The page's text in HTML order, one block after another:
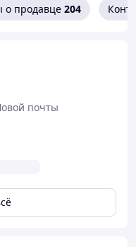
четкие высокие
и года до
не перегружают
о продавце 204
почты